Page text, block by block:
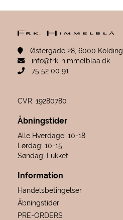
Østergade 28, 6000 Kolding
info@frk-himmelblaa.dk
75 52 00 91
CVR: 19280780
Åbningstider
Alle Hverdage: 10-18
Lørdag: 10-15
Søndag: Lukket
Information
Handelsbetingelser
Åbningstider
PRE-ORDERS